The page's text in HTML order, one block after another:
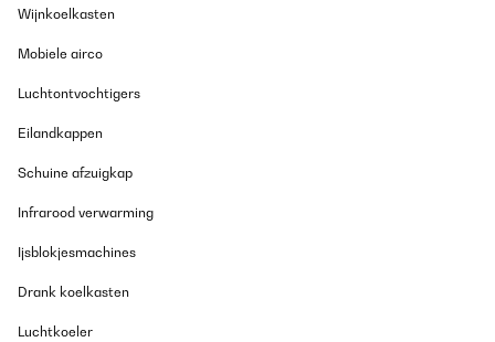
Wijnkoelkasten
Mobiele airco
Luchtontvochtigers
Eilandkappen
Schuine afzuigkap
Infrarood verwarming
Ijsblokjesmachines
Drank koelkasten
Luchtkoeler